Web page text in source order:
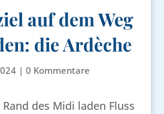
auf dem Weg
die Ardèche
|0 Kommentare
des Midi laden Fluss